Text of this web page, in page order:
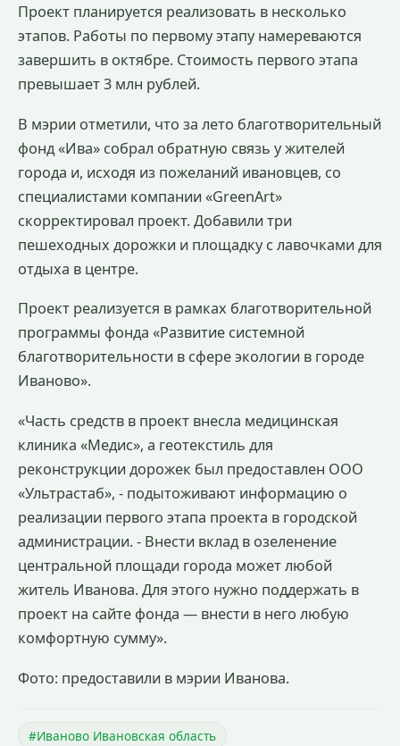
Проект планируется реализовать в несколько
этапов. Работы по первому этапу намереваются
завершить в октябре. Стоимость первого этапа
превышает 3 млн рублей.
В мэрии отметили, что за лето благотворительный
фонд «Ива» собрал обратную связь у жителей
города и, исходя из пожеланий ивановцев, со
специалистами компании «GreenArt»
скорректировал проект. Добавили три
пешеходных дорожки и площадку с лавочками для
отдыха в центре.
Проект реализуется в рамках благотворительной
программы фонда «Развитие системной
благотворительности в сфере экологии в городе
Иваново».
«Часть средств в проект внесла медицинская
клиника «Медис», а геотекстиль для
реконструкции дорожек был предоставлен ООО
«Ультрастаб», - подытоживают информацию о
реализации первого этапа проекта в городской
администрации. - Внести вклад в озеленение
центральной площади города может любой
житель Иванова. Для этого нужно поддержать в
проект на сайте фонда — внести в него любую
комфортную сумму».
Фото: предоставили в мэрии Иванова.
#Иваново Ивановская область